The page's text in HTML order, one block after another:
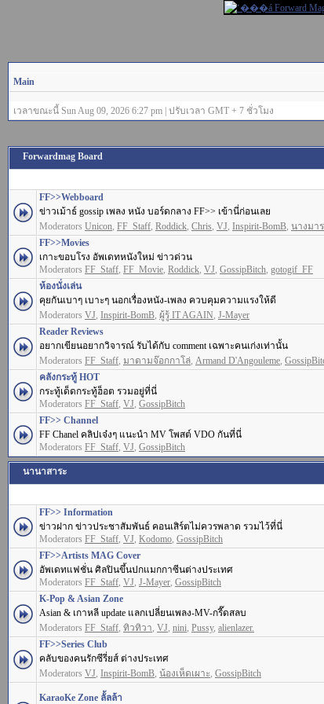
Main
เวลาขณะนี้ Sun Aug 09, 2026 6:27 pm | ปรับเวลา GMT + 7 ชั่วโมง
Forwardmag Board
FF>>Webboard
ข่าวเม้าธ์ gossip เพลง หนัง บอร์ดกลาง FF>> เข้านี่ก่อนเลย
Moderators Unicon, FF_Staff, Roddick, Chris, VJ, Inspirit-BomB, นางมา
FF>>Movies
เกาะขอบโรง อัพเดทหนังใหม่ ข่าวด่วน
Moderators FF_Staff, FF_Movie, Roddick, VJ, GossipBitch, gotogif_FF
ห้องนั่งเล่น
คุยกันเบาๆ เบาะๆ นอกเรื่องหนัง-เพลง ควบคุมความแรงให้ดี
Moderators VJ, Inspirit-BomB, ผู้รู้ IT AGAIN, J-Mayer
Reader Reviews
อยากเขียนอยากวิจารณ์ รับได้กับ comment เฉพาะคนเก่งเท่านั้น
Moderators FF_Staff, มาดามจ๊อกกาโล่, Armand D'Angouleme,
คลังกระทู้ HOT
กระทู้เด็ดกระทู้ฮ็อต รวมอยู่ที่นี่
Moderators FF_Staff, VJ, GossipBitch
FF>> Channel
FF Chanel คลิปเจ๋งๆ แนะนำ MV โพสต์ VDO กันที่นี่
Moderators FF_Staff, VJ, GossipBitch
นานาสาระ
FF>> Information
ข่าวฝาก ข่าวประชาสัมพันธ์ คอนเสิร์ตไม่ควรพลาด รวมไว้ที่นี่
Moderators FF_Staff, VJ, Kodomo, GossipBitch
FF>>Artists MAG Cover
อัพเดทแฟชั่น ศิลปินขึ้นปกแมกกาซีนต่างประเทศ
Moderators FF_Staff, VJ, J-Mayer, GossipBitch
K-Pop & Asian Zone
Asian & เกาหลี update แลกเปลี่ยนเพลง-MV-กรี๊ดสลบ
Moderators FF_Staff, ทิวทิวา, VJ, nini, Pussy, alienlazer.
FF>>Series Club
คลับของคนรักซีรี่ยส์ ต่างประเทศ
Moderators VJ, Inspirit-BomB, น้องเห็ดเผาะ, GossipBitch
KaraoKe Zone ลั้ลล้า